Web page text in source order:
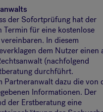
der Sofortprüfung hat der
für eine kostenlose
In diesem
dem Nutzer einen
(nachfolgend
durchführt.
Partneranwalt dazu die von
Informationen. Der
der Erstberatung eine